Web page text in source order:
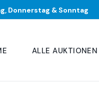
Donnerstag & Sonntag
ALLE AUKTIONEN